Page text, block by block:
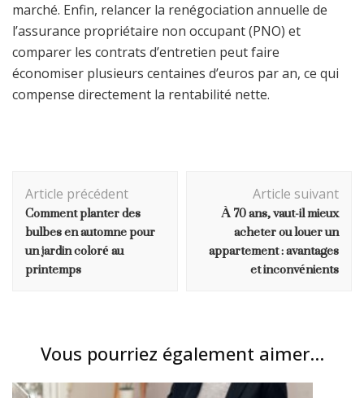
marché. Enfin, relancer la renégociation annuelle de
l’assurance propriétaire non occupant (PNO) et
comparer les contrats d’entretien peut faire
économiser plusieurs centaines d’euros par an, ce qui
compense directement la rentabilité nette.
d'article
Article précédent
Comment planter des
bulbes en automne pour
un jardin coloré au
printemps
Article suivant
À 70 ans, vaut-il mieux
acheter ou louer un
appartement : avantages
et inconvénients
Vous pourriez également aimer...